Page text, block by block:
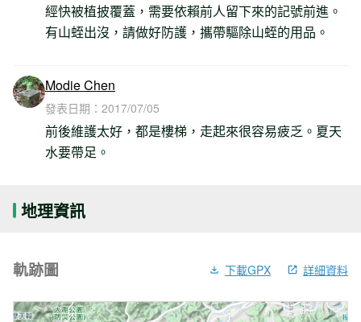
經快被植披覆蓋，需要依賴前人留下來的記號前進。
有山蛭出沒，請做好防護，攜帶驅除山蛭的用品。
Modie Chen
發表日期： 2017/07/05
前後維護太好，都是樓梯，走起來很容易疲乏。夏天
水要帶足。
地理資訊
軌跡圖 下載GPX 詳細資料